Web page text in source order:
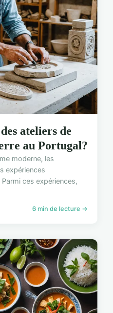
ateliers de
au Portugal?
moderne, les
expériences
ces expériences,
6 min de lecture →